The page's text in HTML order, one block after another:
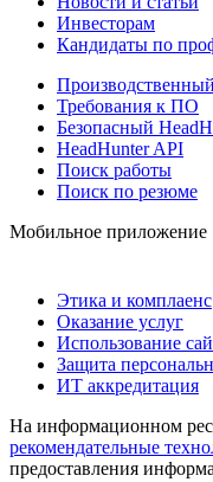
Инвесторам
Кандидаты по
Требования к ПО
Безопасный
HeadHunter API
Поиск работы
Поиск по резюме
Мобильное приложение
Этика и комплаенс
Оказание услуг
Использование
Защита
ИТ аккредитация
На информационном
рекомендательные
предоставления